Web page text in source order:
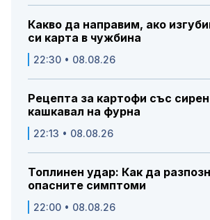
Какво да направим, ако
си карта в чужбина
22:30 • 08.08.26
Рецепта за картофи със
кашкавал на фурна
22:13 • 08.08.26
Топлинен удар: Как да
опасните симптоми
22:00 • 08.08.26